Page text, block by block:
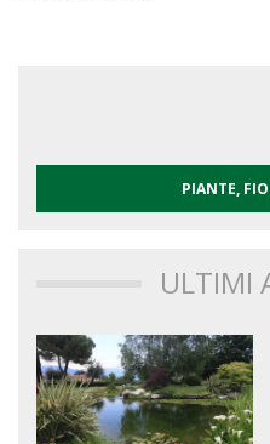
PIANTE,
ULTIMI